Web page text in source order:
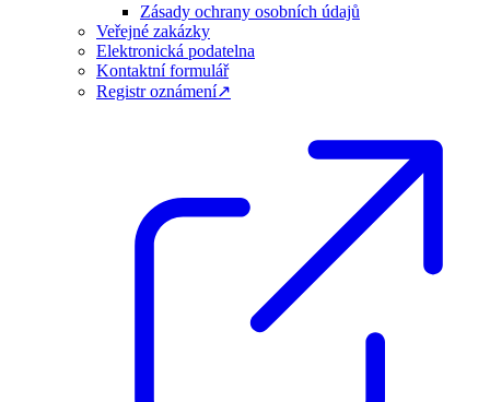
Zásady ochrany osobních údajů
Veřejné zakázky
Elektronická podatelna
Kontaktní formulář
Registr oznámení↗